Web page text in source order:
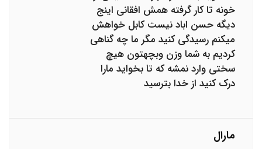
خونه تا کار گرفته همش افقانی اینج
دیگه حسن اباد نیست کابل خواهش
میکنم رسیدگی کنید مگر ما چه گناهی
کردیم به شما وزن وبچهتون هیچ
سختی وارد نمشه که تا بخواید مارا
درک کنید از خدا بترسید
مارال